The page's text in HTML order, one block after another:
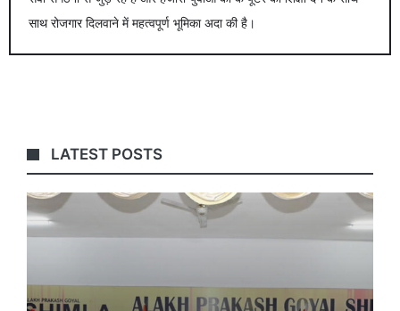
साथ रोजगार दिलवाने में महत्वपूर्ण भूमिका अदा की है।
LATEST POSTS